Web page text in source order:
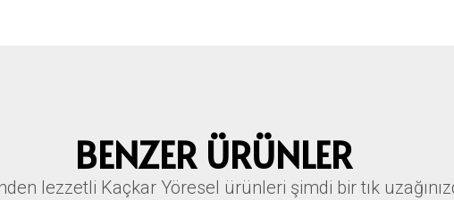
BENZER ÜRÜNLER
lezzetli Kaçkar Yöresel ürünleri şimdi bir tık